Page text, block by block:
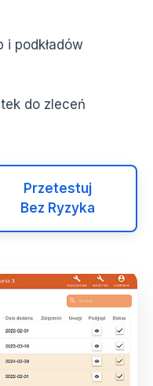
i podkładów
do zleceń
Przetestuj
Bez Ryzyka